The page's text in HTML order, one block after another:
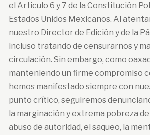
el Articulo 6 y 7 de la Constitución
Estados Unidos Mexicanos. Al
nuestro Director de Edición y de la
incluso tratando de censurarnos y
circulación. Sin embargo, como
manteniendo un firme compromiso
hemos manifestado siempre con
punto crítico, seguiremos
la marginación y extrema pobreza
abuso de autoridad, el saqueo, la